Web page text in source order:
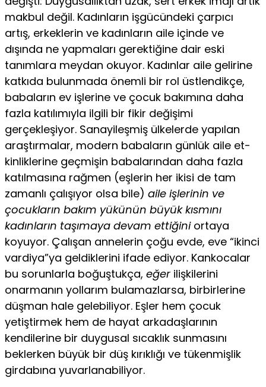
makbul değil. Kadınların işgücündeki çarpıcı
artış, erkek­lerin ve kadınların aile içinde ve
dışında ne yapmaları ge­rektiğine dair eski
tanımlara meydan okuyor. Kadınlar aile gelirine
katkıda bulunmada önemli bir rol üstlendikçe,
babaların ev işlerine ve çocuk bakımına daha
fazla katılımıyla ilgili bir fikir değişimi
gerçekleşiyor. Sanayileşmiş ülkeler­de yapılan
araştırmalar, modern babaların günlük aile et­
kinliklerine geçmişin babalarından daha fazla
katılmasına rağmen (eşlerin her ikisi de tam
zamanlı çalışıyor olsa bile) aile işlerinin ve
çocukların bakım yükünün büyük kısmını
kadınların taşımaya devam ettiğiniortaya
koyuyor. Çalışan annelerin çoğu evde, eve “ikinci
vardiya”ya geldiklerini ifade ediyor. Kankocalar
bu sorunlarla boğuştukça, eğer ilişkile­rini
onarmanın yollarım bulamazlarsa, birbirlerine
düşman hale gelebiliyor. Eşler hem çocuk
yetiştirmek hem de hayat arkadaşlarının
kendilerine bir duygusal sıcaklık sunmasını
beklerken büyük bir düş kırıklığı ve tükenmişlik
girdabına yuvarlanabiliyor.